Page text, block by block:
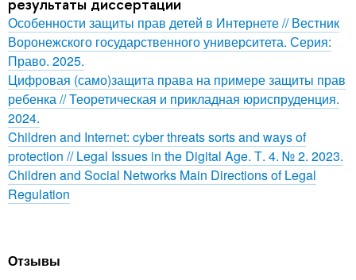
Особенности защиты прав детей в Интернете // Вестник
Воронежского государственного университета. Серия:
Право. 2025.
Цифровая (само)защита права на примере защиты прав
ребенка // Теоретическая и прикладная юриспруденция.
2024.
Children and Internet: cyber threats sorts and ways of
protection // Legal Issues in the Digital Age. Т. 4. № 2. 2023.
Children and Social Networks Main Directions of Legal
Regulation
Отзывы